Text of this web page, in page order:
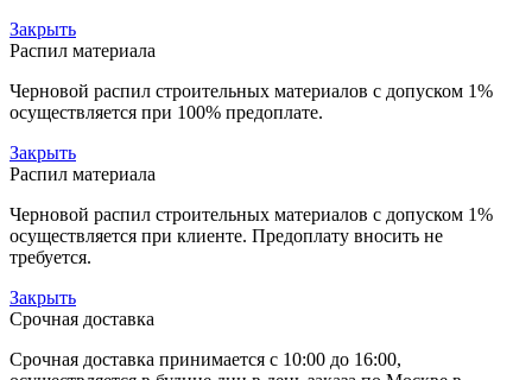
Закрыть
Распил материала
Черновой распил строительных материалов с допуском 1%
осуществляется при 100% предоплате.
Закрыть
Распил материала
Черновой распил строительных материалов с допуском 1%
осуществляется при клиенте. Предоплату вносить не
требуется.
Закрыть
Срочная доставка
Срочная доставка принимается с 10:00 до 16:00,